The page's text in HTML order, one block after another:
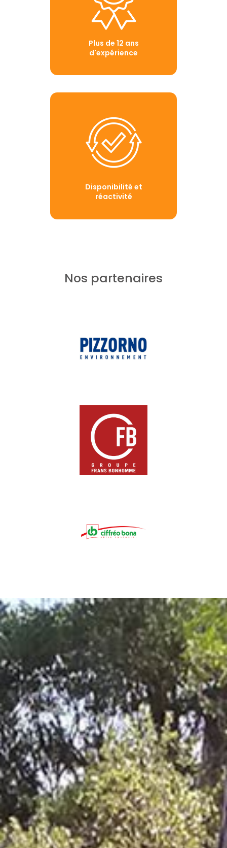
Plus de 12 ans
d'expérience
Disponibilité et
réactivité
Nos partenaires